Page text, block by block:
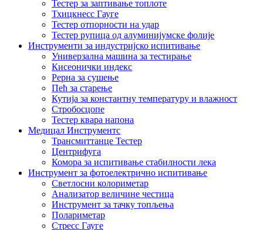
Тестер за заптивање топлоте
Тхицкнесс Гауге
Тестер отпорности на удар
Тестер рупица од алуминијумске фолије
Инструменти за индустријско испитивање
Универзална машина за тестирање
Кисеонички индекс
Рерна за сушење
Пећ за старење
Кутија за константну температуру и влажност
Стробосцопе
Тестер квара напона
Медицал Инструментс
Трансмиттанце Тестер
Центрифуга
Комора за испитивање стабилности лека
Инструмент за фотоелектрично испитивање
Светлосни колориметар
Анализатор величине честица
Инструмент за тачку топљења
Полариметар
Стресс Гауге